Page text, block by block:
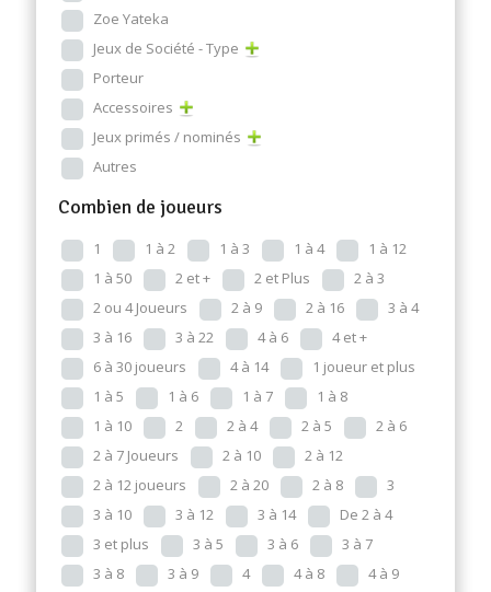
Zoe Yateka
Jeux de Société - Type
Porteur
Accessoires
Jeux primés / nominés
Autres
Combien de joueurs
1 1 à 2 1 à 3 1 à 4
1 à 12
1 à 50
2 et + 2 et Plus
2 à 3
2 ou 4 Joueurs
2 à 9 2 à 16
3 à 4
3 à 16
3 à 22 4 à 6
4 et +
6 à 30 joueurs
4 à 14
1 joueur et plus
1 à 5
1 à 6 1 à 7
1 à 8
1 à 10
2 2 à 4 2 à 5
2 à 6
2 à 7 Joueurs
2 à 10
2 à 12
2 à 12 joueurs
2 à 20 2 à 8
3
3 à 10
3 à 12 3 à 14
De 2 à 4
3 et plus
3 à 5 3 à 6
3 à 7
3 à 8
3 à 9 4 4 à 8
4 à 9